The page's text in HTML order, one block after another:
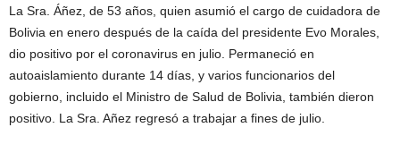
La Sra. Áñez, de 53 años, quien asumió el cargo de cuidadora de
Bolivia en enero después de la caída del presidente Evo Morales,
dio positivo por el coronavirus en julio. Permaneció en
autoaislamiento durante 14 días, y varios funcionarios del
gobierno, incluido el Ministro de Salud de Bolivia, también dieron
positivo. La Sra. Añez regresó a trabajar a fines de julio.